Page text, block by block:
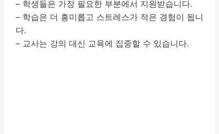
– 학생들은 가장 필요한 부분에서 지원받습니다.
– 학습은 더 흥미롭고 스트레스가 적은 경험이 됩니
다.
– 교사는 강의 대신 교육에 집중할 수 있습니다.